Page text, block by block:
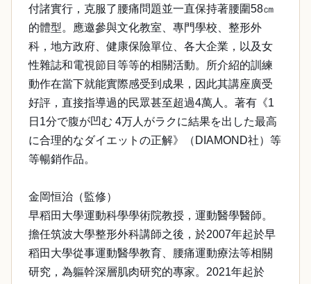
付諸實行，克服了腰痛問題並一直保持著腰圍58㎝
的體型。應邀參與文化教室、專門學校、整形外
科，地方政府、健康保險單位、各大企業，以及女
性雜誌和電視節目等等的相關活動。所介紹的訓練
動作在當下就能實際感受到成果，因此其講座廣受
好評，直接指導過的民眾甚至超過4萬人。著有《1
日1分で腹が凹む 4万人がラクに結果を出した最高
に合理的なダイエットの正解》（DIAMOND社）等
等暢銷作品。
金岡恒治（監修）
早稻田大學運動科學學術院教授，運動醫學醫師。
擔任筑波大學整形外科講師之後，於2007年起於早
稻田大學從事運動醫學教育、腰痛運動療法等相關
研究，為軀幹深層肌肉研究的專家。2021年起於